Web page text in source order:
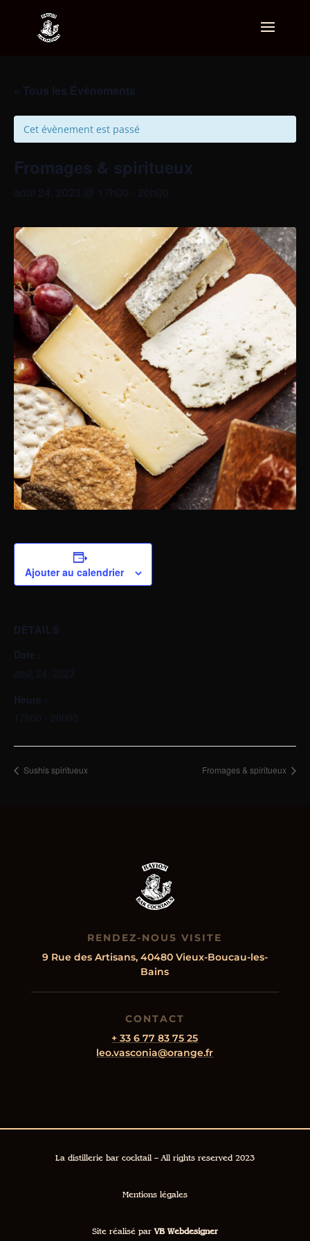
« Tous les Évènements
Cet évènement est passé
Fromages & spiritueux
août 24, 2023 @ 17h00 - 20h00
Ajouter au calendrier
DÉTAILS
Date :
août 24, 2023
Heure :
17h00 - 20h00
Sushis spiritueux Fromages & spiritueux
RENDEZ-NOUS VISITE
9 Rue des Artisans, 40480 Vieux-Boucau-les-
Bains
CONTACT
+ 33 6 77 83 75 25
leo.vasconia@orange.fr
La distillerie bar cocktail – All rights reserved 2023
Mentions légales
Site réalisé parVB Webdesigner